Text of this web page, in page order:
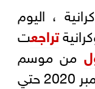
، اليوم
تراجعت
من موسم
2020/21 في الفترة من (سبتمبر 2020 حتي